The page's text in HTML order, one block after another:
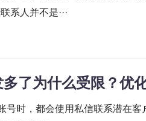
系人并不是···
了为什么受限？优
号时，都会使用私信联系潜在